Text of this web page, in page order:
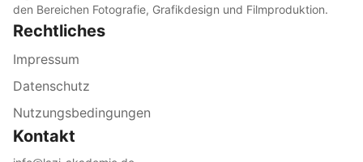
den Bereichen Fotografie, Grafikdesign und Filmproduktion.
Rechtliches
Impressum
Datenschutz
Nutzungsbedingungen
Kontakt